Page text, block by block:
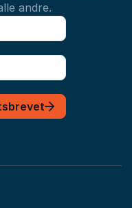
andre.